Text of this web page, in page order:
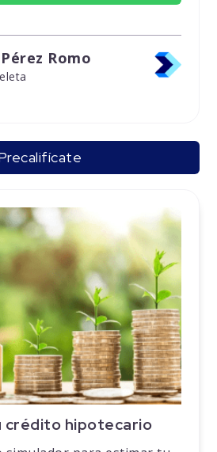
Romo
crédito hipotecario